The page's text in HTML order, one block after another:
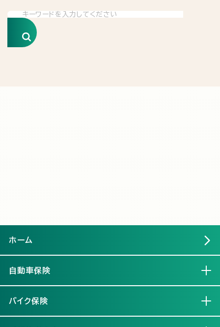
検索
ホーム
自動車保険
バイク保険